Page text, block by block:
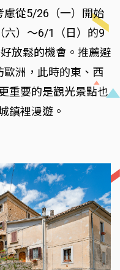
慮從5/26（一）開始
六）～6/1（日）的9
放鬆的機會。推薦避
歐洲，此時的東、西
重要的是觀光景點也
鎮裡漫遊。